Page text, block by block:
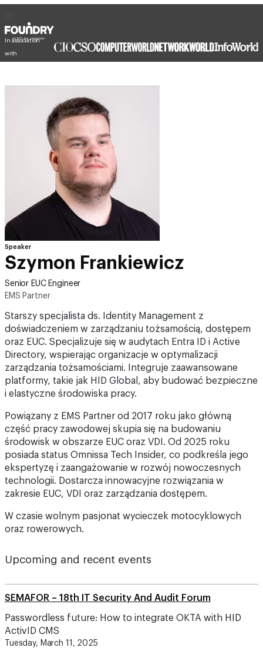
In association
with
Speaker
Szymon Frankiewicz
Senior EUC Engineer
EMS Partner
Starszy specjalista ds. Identity Management z
doświadczeniem w zarządzaniu tożsamością, dostępem
oraz EUC. Specjalizuje się w audytach Entra ID i Active
Directory, wspierając organizacje w optymalizacji
zarządzania tożsamościami. Integruje zaawansowane
platformy, takie jak HID Global, aby budować bezpieczne
i elastyczne środowiska pracy.
Powiązany z EMS Partner od 2017 roku jako główną
część pracy zawodowej skupia się na budowaniu
środowisk w obszarze EUC oraz VDI. Od 2025 roku
posiada status Omnissa Tech Insider, co podkreśla jego
ekspertyzę i zaangażowanie w rozwój nowoczesnych
technologii. Dostarcza innowacyjne rozwiązania w
zakresie EUC, VDI oraz zarządzania dostępem.
W czasie wolnym pasjonat wycieczek motocyklowych
oraz rowerowych.
Upcoming and recent events
SEMAFOR – 18th IT Security And Audit Forum
Passwordless future: How to integrate OKTA with HID
ActivID CMS
Tuesday, March 11, 2025